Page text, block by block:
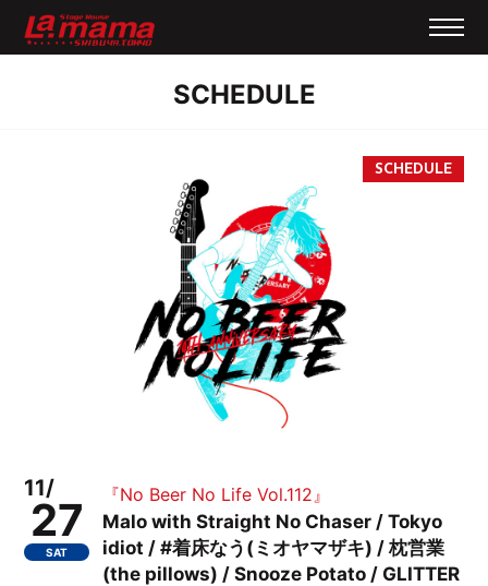
SCHEDULE
11/
27
SAT
『No Beer No Life Vol.112』
Malo with Straight No Chaser / Tokyo
idiot / #着床なう(ミオヤマザキ) / 枕営業
(the pillows) / Snooze Potato / GLITTER